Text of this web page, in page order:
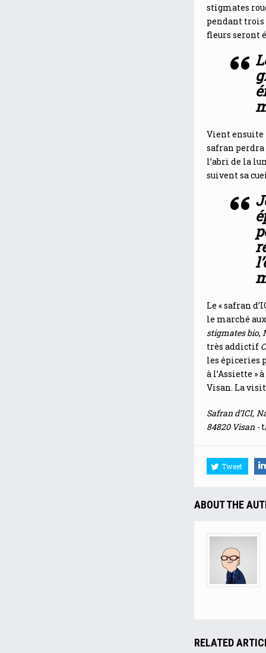
stigmates
pendant trois
fleurs seront
Vient ensuite
safran perdra
l’abri de la
suivent sa
Le « safran
le marché
stigmates bio,
très addictif
les épiceries
à l’Assiette »
Visan. La
Safran d’ICI,
84820 Visan -
Tweet
ABOUT THE
RELATED